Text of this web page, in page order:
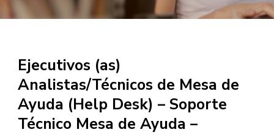
Ejecutivos (as)
Analistas/Técnicos de Mesa de
Ayuda (Help Desk) – Soporte
Técnico Mesa de Ayuda –